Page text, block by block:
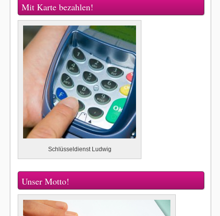
Mit Karte bezahlen!
Schlüsseldienst Ludwig
Unser Motto!